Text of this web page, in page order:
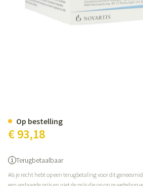
€ 93,18
Terugbetaalbaar
Als je recht hebt op een terugbetaling voor dit
Op bestelling